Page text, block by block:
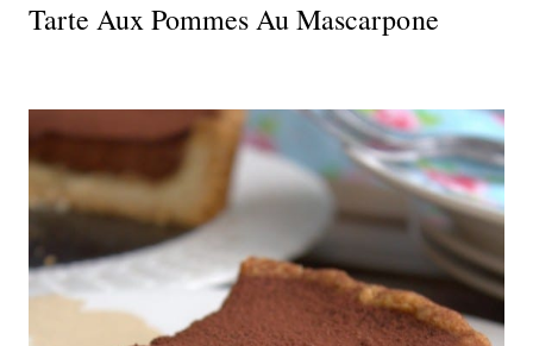
Tarte Aux Pommes Au Mascarpone